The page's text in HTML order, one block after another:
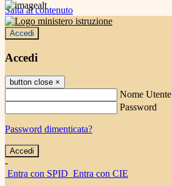
Salta al contenuto
Accedi
Accedi
button close ×
Nome Utente
Password
Password dimenticata?
-
Entra con SPID Entra con CIE